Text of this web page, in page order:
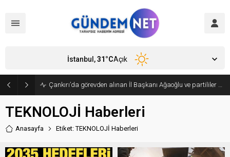
Çankırı’da görevden alınan İl Başkanı Ağaoğlu ve partililer CHP’den istifa edip, Yeni Parti’ye geçti
İstanbul,31°CAçık
TEKNOLOJİ Haberleri
Anasayfa Etiket: TEKNOLOJİ Haberleri